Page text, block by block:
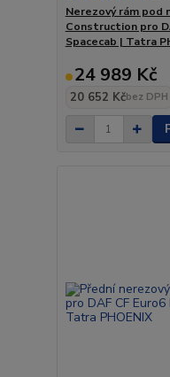
Nerezový rám pod
Construction pro
Spacecab | Tatra
24 989 Kč
20 652 Kčbez DPH